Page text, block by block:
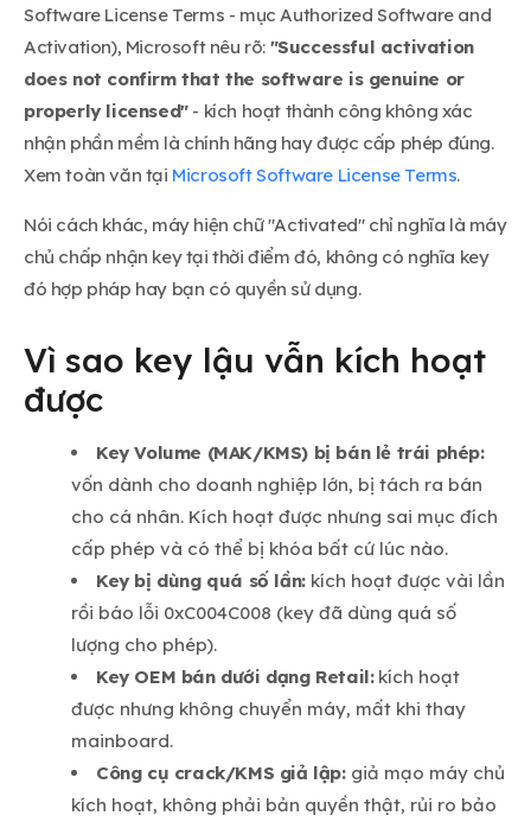
Software License Terms - mục Authorized Software and
Activation), Microsoft nêu rõ: "Successful activation
does not confirm that the software is genuine or
properly licensed"- kích hoạt thành công không xác
nhận phần mềm là chính hãng hay được cấp phép đúng.
Xem toàn văn tại Microsoft Software License Terms.
Nói cách khác, máy hiện chữ "Activated" chỉ nghĩa là máy
chủ chấp nhận key tại thời điểm đó, không có nghĩa key
đó hợp pháp hay bạn có quyền sử dụng.
Vì sao key lậu vẫn kích hoạt
được
Key Volume (MAK/KMS) bị bán lẻ trái phép:
vốn dành cho doanh nghiệp lớn, bị tách ra bán
cho cá nhân. Kích hoạt được nhưng sai mục đích
cấp phép và có thể bị khóa bất cứ lúc nào.
Key bị dùng quá số lần:kích hoạt được vài lần
rồi báo lỗi 0xC004C008 (key đã dùng quá số
lượng cho phép).
Key OEM bán dưới dạng Retail:kích hoạt
được nhưng không chuyển máy, mất khi thay
mainboard.
Công cụ crack/KMS giả lập:giả mạo máy chủ
kích hoạt, không phải bản quyền thật, rủi ro bảo